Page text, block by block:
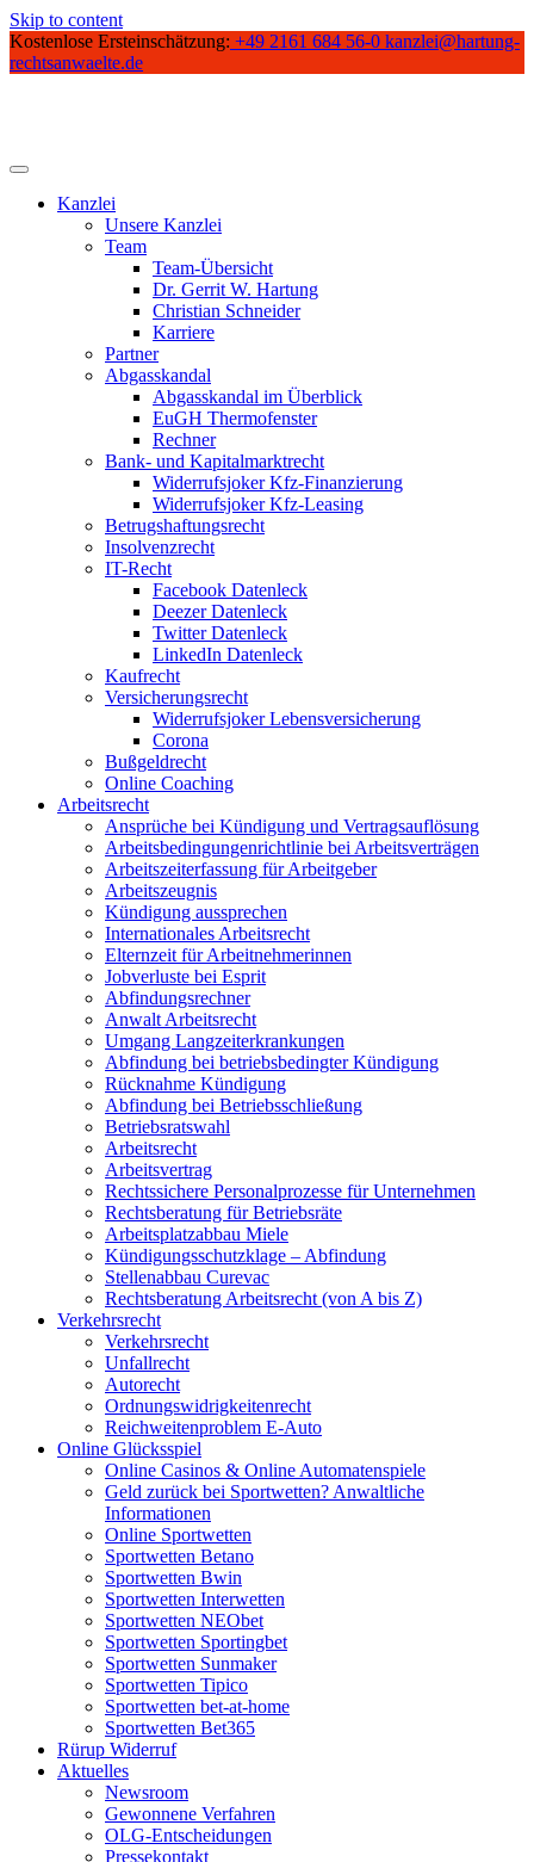
Skip to content
Kostenlose Ersteinschätzung: +49 2161 684 56-0 kanzlei@hartung-
rechtsanwaelte.de
Kanzlei
Unsere Kanzlei
Team
Team-Übersicht
Dr. Gerrit W. Hartung
Christian Schneider
Karriere
Partner
Abgasskandal
Abgasskandal im Überblick
EuGH Thermofenster
Rechner
Bank- und Kapitalmarktrecht
Widerrufsjoker Kfz-Finanzierung
Widerrufsjoker Kfz-Leasing
Betrugshaftungsrecht
Insolvenzrecht
IT-Recht
Facebook Datenleck
Deezer Datenleck
Twitter Datenleck
LinkedIn Datenleck
Kaufrecht
Versicherungsrecht
Widerrufsjoker Lebensversicherung
Corona
Bußgeldrecht
Online Coaching
Arbeitsrecht
Ansprüche bei Kündigung und Vertragsauflösung
Arbeitsbedingungenrichtlinie bei Arbeitsverträgen
Arbeitszeiterfassung für Arbeitgeber
Arbeitszeugnis
Kündigung aussprechen
Internationales Arbeitsrecht
Elternzeit für Arbeitnehmerinnen
Jobverluste bei Esprit
Abfindungsrechner
Anwalt Arbeitsrecht
Umgang Langzeiterkrankungen
Abfindung bei betriebsbedingter Kündigung
Rücknahme Kündigung
Abfindung bei Betriebsschließung
Betriebsratswahl
Arbeitsrecht
Arbeitsvertrag
Rechtssichere Personalprozesse für Unternehmen
Rechtsberatung für Betriebsräte
Arbeitsplatzabbau Miele
Kündigungsschutzklage – Abfindung
Stellenabbau Curevac
Rechtsberatung Arbeitsrecht (von A bis Z)
Verkehrsrecht
Verkehrsrecht
Unfallrecht
Autorecht
Ordnungswidrigkeitenrecht
Reichweitenproblem E-Auto
Online Glücksspiel
Online Casinos & Online Automatenspiele
Geld zurück bei Sportwetten? Anwaltliche
Informationen
Online Sportwetten
Sportwetten Betano
Sportwetten Bwin
Sportwetten Interwetten
Sportwetten NEObet
Sportwetten Sportingbet
Sportwetten Sunmaker
Sportwetten Tipico
Sportwetten bet-at-home
Sportwetten Bet365
Rürup Widerruf
Aktuelles
Newsroom
Gewonnene Verfahren
OLG-Entscheidungen
Pressekontakt